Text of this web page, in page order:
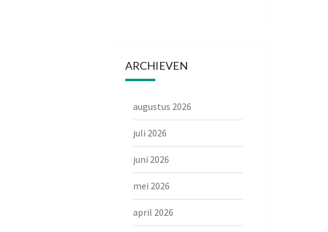
ARCHIEVEN
augustus 2026
juli 2026
juni 2026
mei 2026
april 2026